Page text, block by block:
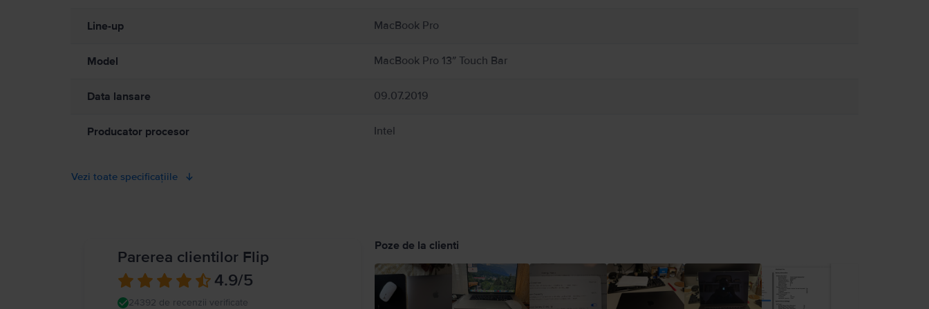
contact prelungit cu un dispozitiv sau cu adaptorul său de alimentare în timpul funcționării sau cuplării la o sursă de alimentare. MacBook conține magneți, precum și componente și antene care emit câmpuri
electromagnetice. Acești magneți și aceste câmpuri electromagnetice pot interfera cu dispozitivele medicale. Consultați medicul și producătorul dispozitivului medical pentru informații despre dispozitivul dvs.
Line-up MacBook Pro
Model MacBook Pro 13″ Touch Bar
Data lansare 09.07.2019
Producator procesor Intel
Vezi toate specificațiile
Parerea clientilor Flip
4.9/5
24392 de recenzii verificate
Poze de la clienti